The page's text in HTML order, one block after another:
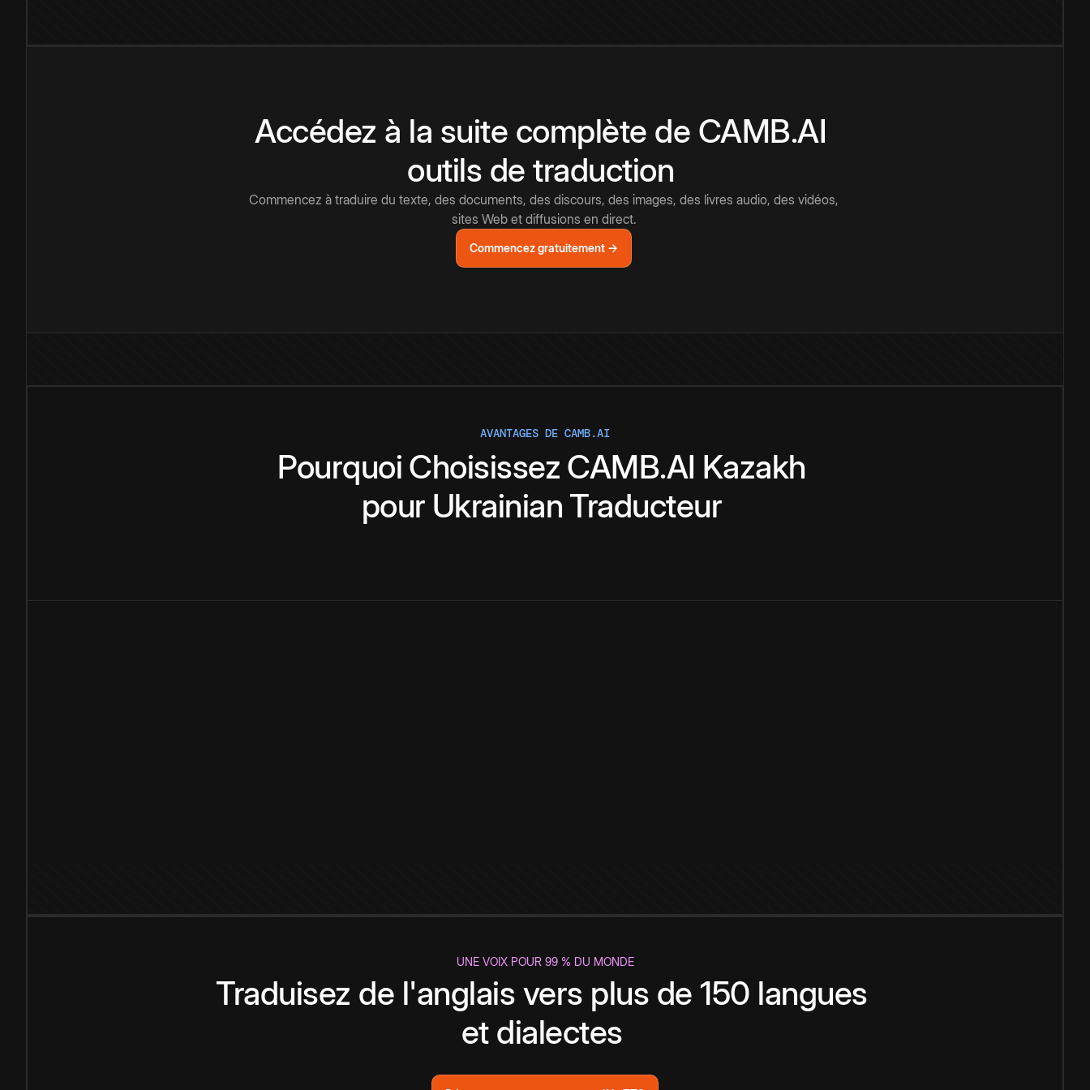
Accédez à la suite complète de CAMB.AI
outils de traduction
Commencez à traduire du texte, des documents, des discours, des images, des livres audio, des vidéos,
sites Web et diffusions en direct.
Commencez gratuitement →
AVANTAGES DE CAMB.AI
Pourquoi Choisissez CAMB.AI Kazakh
pour Ukrainian Traducteur
UNE VOIX POUR 99 % DU MONDE
Traduisez de l'anglais vers plus de 150 langues
et dialectes